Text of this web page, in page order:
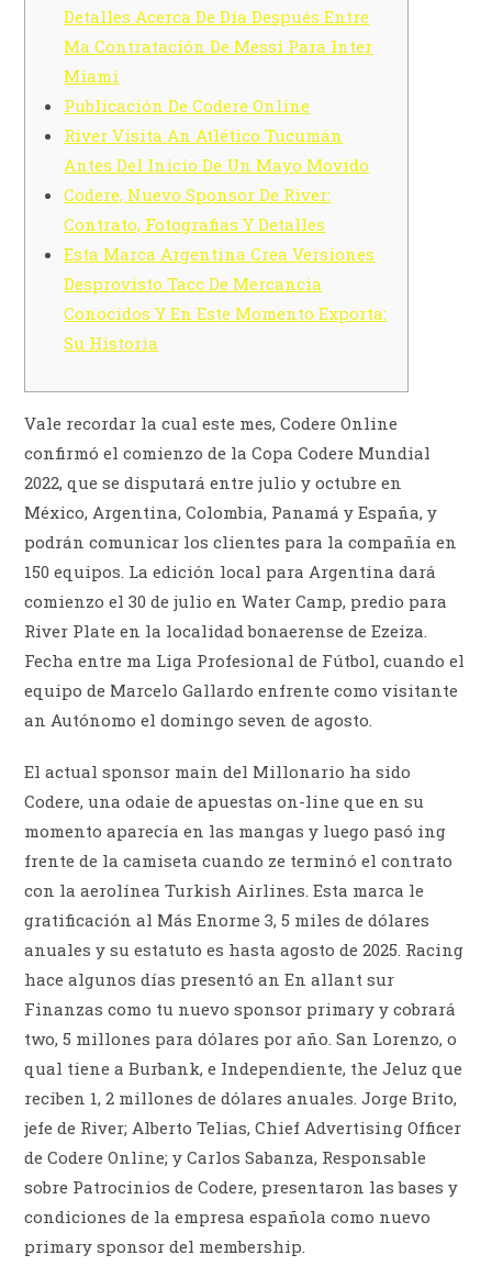
Detalles Acerca De Día Después Entre
Ma Contratación De Messi Para Inter
Miami
Publicación De Codere Online
River Visita An Atlético Tucumán
Antes Del Inicio De Un Mayo Movido
Codere, Nuevo Sponsor De River:
Contrato, Fotografias Y Detalles
Esta Marca Argentina Crea Versiones
Desprovisto Tacc De Mercancia
Conocidos Y En Este Momento Exporta:
Su Historia
Vale recordar la cual este mes, Codere Online
confirmó el comienzo de la Copa Codere Mundial
2022, que se disputará entre julio y octubre en
México, Argentina, Colombia, Panamá y España, y
podrán comunicar los clientes para la compañía en
150 equipos. La edición local para Argentina dará
comienzo el 30 de julio en Water Camp, predio para
River Plate en la localidad bonaerense de Ezeiza.
Fecha entre ma Liga Profesional de Fútbol, cuando el
equipo de Marcelo Gallardo enfrente como visitante
an Autónomo el domingo seven de agosto.
El actual sponsor main del Millonario ha sido
Codere, una odaie de apuestas on-line que en su
momento aparecía en las mangas y luego pasó ing
frente de la camiseta cuando ze terminó el contrato
con la aerolínea Turkish Airlines. Esta marca le
gratificación al Más Enorme 3, 5 miles de dólares
anuales y su estatuto es hasta agosto de 2025. Racing
hace algunos días presentó an En allant sur
Finanzas como tu nuevo sponsor primary y cobrará
two, 5 millones para dólares por año. San Lorenzo, o
qual tiene a Burbank, e Independiente, the Jeluz que
reciben 1, 2 millones de dólares anuales. Jorge Brito,
jefe de River; Alberto Telias, Chief Advertising Officer
de Codere Online; y Carlos Sabanza, Responsable
sobre Patrocinios de Codere, presentaron las bases y
condiciones de la empresa española como nuevo
primary sponsor del membership.